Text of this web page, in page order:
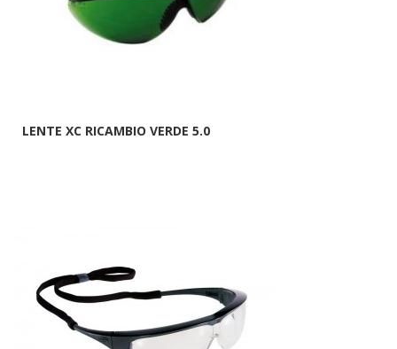
LENTE XC RICAMBIO VERDE 5.0